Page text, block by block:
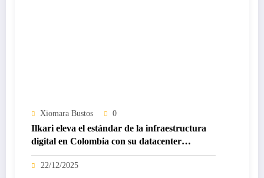
Xiomara Bustos 0
Ilkari eleva el estándar de la infraestructura
digital en Colombia con su datacenter
certificado Nivel IV de ICREA
22/12/2025